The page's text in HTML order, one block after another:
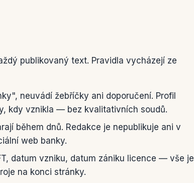
publikovaný text. Pravidla vycházejí ze
neuvádí žebříčky ani doporučení. Profil
kdy vznikla — bez kvalitativních soudů.
během dnů. Redakce je nepublikuje ani v
web banky.
datum vzniku, datum zániku licence — vše je
na konci stránky.